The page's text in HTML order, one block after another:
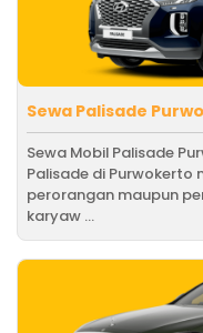
Sewa Palisade
Sewa Mobil Palisade
Palisade di Purwokerto
perorangan maupun
karyaw ...